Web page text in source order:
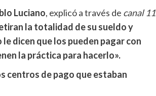
Luciano, explicó a través de canal 11
la totalidad de su sueldo y
dicen que los pueden pagar con
la práctica para hacerlo».
centros de pago que estaban